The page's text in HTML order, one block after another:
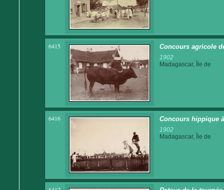
6415 Concours agricole
1902
Madagascar, Île de
6416 Concours hippique
1902
Madagascar, Île de